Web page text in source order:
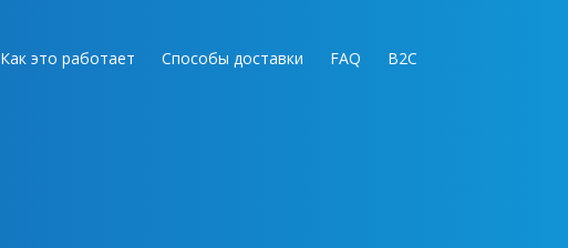
Как это работает Способы доставки FAQ B2C